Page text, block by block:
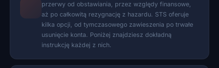
przerwy od obstawiania, przez względy finansowe,
aż po całkowitą rezygnację z hazardu. STS oferuje
kilka opcji, od tymczasowego zawieszenia po trwałe
usunięcie konta. Poniżej znajdziesz dokładną
instrukcję każdej z nich.